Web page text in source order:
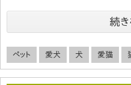
続
ペット 愛犬 犬 愛猫